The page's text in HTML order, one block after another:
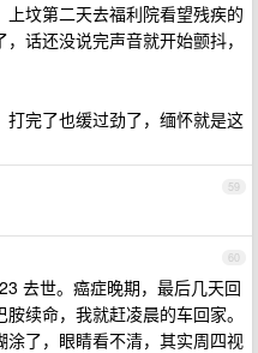
坟第二天去福利院看望残疾的
话还没说完声音就开始颤抖，
完了也缓过劲了，缅怀就是这
59
60
去世。癌症晚期，最后几天回
续命，我就赶凌晨的车回家。
了，眼睛看不清，其实周四视